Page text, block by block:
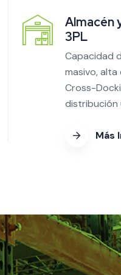
Almacén
3PL
Capacidad
masivo, alta
Cross-
distribución
Más